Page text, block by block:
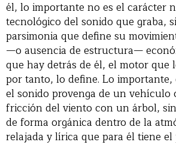
él, lo importante no es el carácter
tecnológico del sonido que graba,
parsimonia que define su
—o ausencia de estructura—
que hay detrás de él, el motor que
por tanto, lo define. Lo
el sonido provenga de un vehículo
fricción del viento con un árbol,
de forma orgánica dentro de la
relajada y lírica que para él tiene el